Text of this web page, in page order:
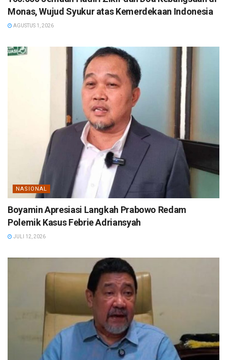
Monas, Wujud Syukur atas Kemerdekaan Indonesia
AGUSTUS 1, 2026
NASIONAL
Boyamin Apresiasi Langkah Prabowo Redam
Polemik Kasus Febrie Adriansyah
JULI 12, 2026